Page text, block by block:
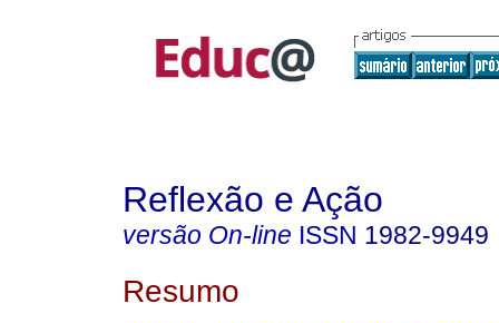
Reflexão e Ação
versão On-line ISSN 1982-9949
Resumo